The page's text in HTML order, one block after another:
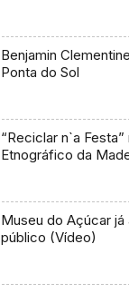
Benjamin
Ponta do Sol
“Reciclar n`a
Etnográfico da
Museu do Açúcar já
público (Vídeo)